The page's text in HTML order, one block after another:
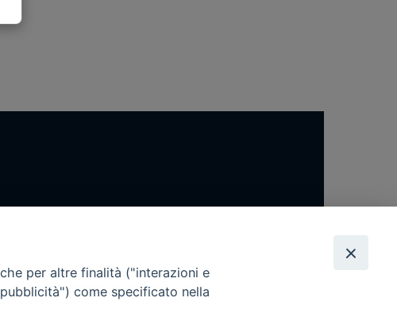
per altre finalità ("interazioni e
come specificato nella